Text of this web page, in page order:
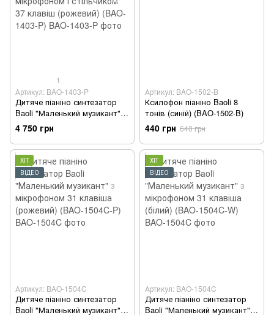
1
Артикул: BAO-1403-P
Дитяче піаніно синтезатор
Baoli "Маленький музикант" з
мікрофоном і стільчиком 37
клавіш (рожевий) (BAO-1403-
P)
4 750 грн
Артикул: BAO-1502-B
Ксилофон піаніно Baoli 8
тонів (синій) (BAO-1502-B)
440 грн 640 грн
ХІТ
ВІДЕО
Артикул: BAO-1504C
Дитяче піаніно синтезатор
Baoli "Маленький музикант" з
ХІТ
ВІДЕО
Артикул: BAO-1504C
Дитяче піаніно синтезатор
Baoli "Маленький музикант" з